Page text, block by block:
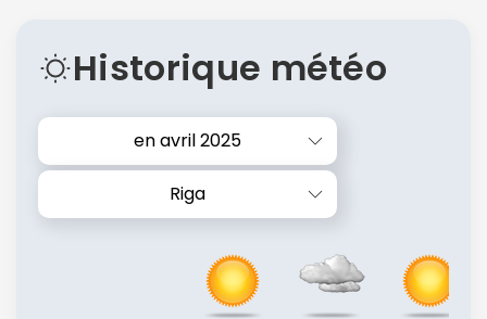
Historique météo
en avril 2025
Riga